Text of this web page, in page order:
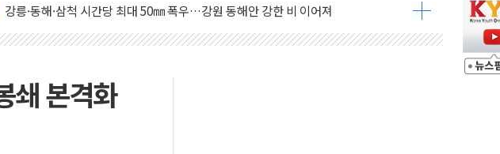
[종합] 김민석, 정청래에 '0.86%p' 차 재역전 성공...金 45.42% vs 鄭 44.56%
인천 합동연설회 나선 송영길·정청래·김민석 당대표 후보
인사하는 김민석 당대표 후보
[속보] 민주, 제주·인천 경선 결과 발표...김민석 47.75% 정청래 42.08%
쇄 본격화